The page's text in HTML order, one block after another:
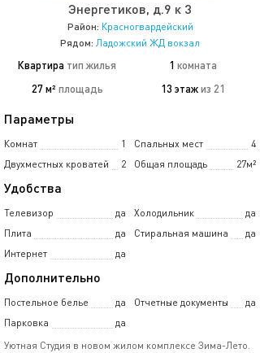
Энергетиков, д.9 к 3
Район: Красногвардейский
Рядом: Ладожский ЖД вокзал
Квартира тип жилья 1 комната
27 м² площадь 13 этажиз 21
Параметры
Комнат 1 Спальных мест
4
Двухместных кроватей
2 Общая площадь 27м²
Удобства
Телевизор да Холодильник
да
Плита
да Стиральная машина
да
Интернет
да
Дополнительно
Постельное белье да Отчетные документы
да
Парковка
да
Уютная Студия в новом жилом комплексе Зима-Лето.